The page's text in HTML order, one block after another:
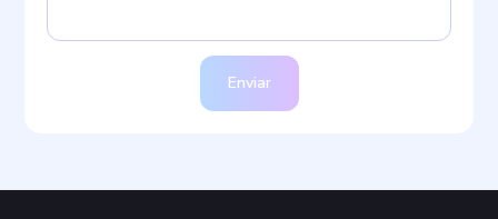
Enviar